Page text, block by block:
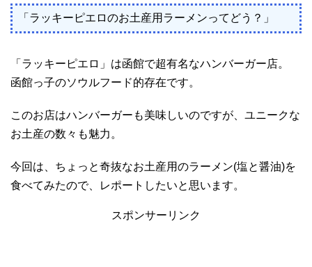
「ラッキーピエロのお土産用ラーメンってどう？」
「ラッキーピエロ」は函館で超有名なハンバーガー店。
函館っ子のソウルフード的存在です。
このお店はハンバーガーも美味しいのですが、ユニークな
お土産の数々も魅力。
今回は、ちょっと奇抜なお土産用のラーメン(塩と醤油)を
食べてみたので、レポートしたいと思います。
スポンサーリンク